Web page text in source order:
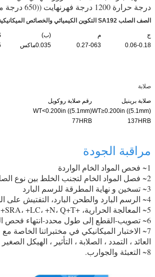
درجة حرارة 1200 درجة فهرنهايت ((650 درجة مئوية) أو أكثر
الصف الصلب SA192 التكوين الكيميائي والخصائص الميكانيكية
ج م (ب)
0.06-0.18
0.27-063 0.035ماكس
صلابة
صلابة برينيل
رقم صلابة روكويل
WT≥0.200in ((5.1mm)
WT<0.200in ((5.1mm)
137HRB
77HRB
مراقبة الجودة
1~ فحص المواد الخام الواردة
2~ فصل المواد الخام لتجنب الخلط بين نوع الصلب
3~ تسخين و نهاية المطرقة للرسم البارد
4~ الرسم البارد والطحن البارد، التفتيش على الخط
5~ المعالجة الحرارية، +A، +SRA، +LC، +N، Q+T
6~ تصويب-القطع إلى طول محدد-انتهاء فحص القياس
7~ الاختبار الميكانيكي في مختبراتنا الخاصة
العائد ، التمدد ، الصلابة ، التأثير ، الهيكل الصغير
8~ التعبئة والجوارب.